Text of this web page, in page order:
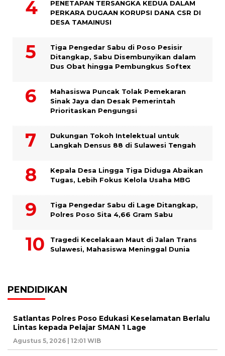
PENETAPAN TERSANGKA KEDUA DALAM
PERKARA DUGAAN KORUPSI DANA CSR DI
DESA TAMAINUSI
Tiga Pengedar Sabu di Poso Pesisir
Ditangkap, Sabu Disembunyikan dalam
Dus Obat hingga Pembungkus Softex
Mahasiswa Puncak Tolak Pemekaran
Sinak Jaya dan Desak Pemerintah
Prioritaskan Pengungsi
Dukungan Tokoh Intelektual untuk
Langkah Densus 88 di Sulawesi Tengah
Kepala Desa Lingga Tiga Diduga Abaikan
Tugas, Lebih Fokus Kelola Usaha MBG
Tiga Pengedar Sabu di Lage Ditangkap,
Polres Poso Sita 4,66 Gram Sabu
Tragedi Kecelakaan Maut di Jalan Trans
Sulawesi, Mahasiswa Meninggal Dunia
PENDIDIKAN
Satlantas Polres Poso Edukasi Keselamatan Berlalu
Lintas kepada Pelajar SMAN 1 Lage
Agustus 5, 2026 | 12:01 WIB